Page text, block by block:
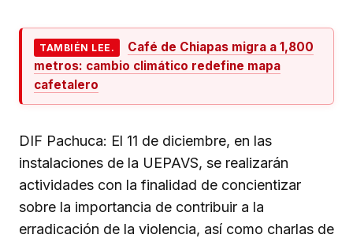
TAMBIÉN LEE.
Café de Chiapas migra a 1,800
metros: cambio climático redefine mapa
cafetalero
DIF Pachuca: El 11 de diciembre, en las
instalaciones de la UEPAVS, se realizarán
actividades con la finalidad de concientizar
sobre la importancia de contribuir a la
erradicación de la violencia, así como charlas de